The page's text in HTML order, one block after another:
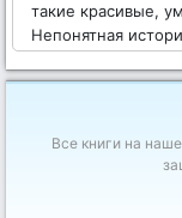
такие красивые,
Непонятная
Все книги на